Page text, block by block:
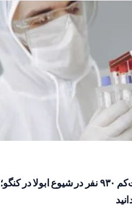
تأیید مرگ دست‌کم ۹۳۰ نفر در شیوع ابولا در کنگو؛